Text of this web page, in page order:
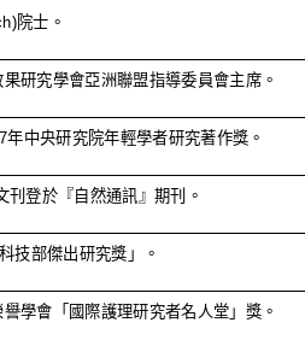
院士。
研究學會亞洲聯盟指導委員會主席。
年中央研究院年輕學者研究著作獎。
刊登於『自然通訊』期刊。
技部傑出研究獎」。
學會「國際護理研究者名人堂」獎。